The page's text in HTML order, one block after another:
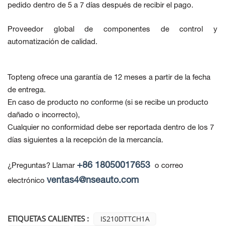
pedido dentro de 5 a 7 días después de recibir el pago.
Proveedor global de componentes de control y
automatización de calidad.
Topteng ofrece una garantía de 12 meses a partir de la fecha
de entrega.
En caso de producto no conforme (si se recibe un producto
dañado o incorrecto),
Cualquier no conformidad debe ser reportada dentro de los 7
días siguientes a la recepción de la mercancía.
¿Preguntas? Llamar +86 18050017653 o correo
electrónico ventas4@nseauto.com
ETIQUETAS CALIENTES :
IS210DTTCH1A